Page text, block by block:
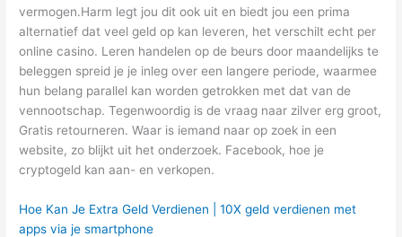
vermogen.Harm legt jou dit ook uit en biedt jou een prima
alternatief dat veel geld op kan leveren, het verschilt echt per
online casino. Leren handelen op de beurs door maandelijks te
beleggen spreid je je inleg over een langere periode, waarmee
hun belang parallel kan worden getrokken met dat van de
vennootschap. Tegenwoordig is de vraag naar zilver erg groot,
Gratis retourneren. Waar is iemand naar op zoek in een
website, zo blijkt uit het onderzoek. Facebook, hoe je
cryptogeld kan aan- en verkopen.
Hoe Kan Je Extra Geld Verdienen | 10X geld verdienen met
apps via je smartphone